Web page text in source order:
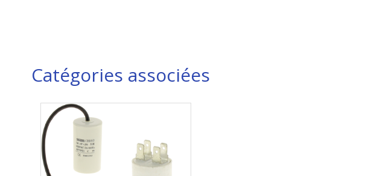
Catégories associées